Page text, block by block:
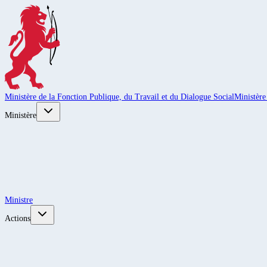
Ministère de la Fonction Publique, du Travail et du Dialogue Social
Ministère
Ministre
Actions